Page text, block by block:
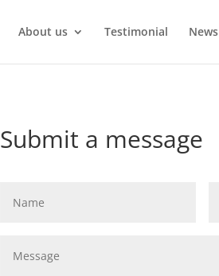
About us Testimonial News
Submit a message